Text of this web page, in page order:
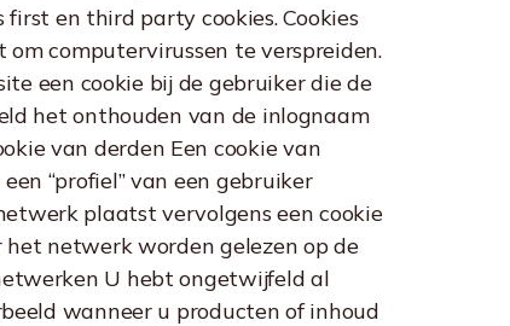
en third party cookies. Cookies
computervirussen te verspreiden.
een cookie bij de gebruiker die de
het onthouden van de inlognaam
van derden Een cookie van
“profiel” van een gebruiker
plaatst vervolgens een cookie
het netwerk worden gelezen op de
U hebt ongetwijfeld al
wanneer u producten of inhoud